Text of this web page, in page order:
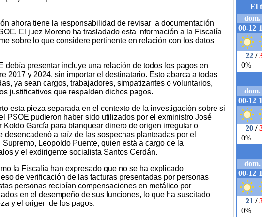
ahora tiene la responsabilidad de revisar la documentación
El juez Moreno ha trasladado esta información a la Fiscalía
sobre lo que considere pertinente en relación con los datos
debía presentar incluye una relación de todos los pagos en
2017 y 2024, sin importar el destinatario. Esto abarca a todas
ya sean cargos, trabajadores, simpatizantes o voluntarios,
justificativos que respalden dichos pagos.
esta pieza separada en el contexto de la investigación sobre si
PSOE pudieron haber sido utilizados por el exministro José
Koldo García para blanquear dinero de origen irregular o
desencadenó a raíz de las sospechas planteadas por el
Leopoldo Puente, quien está a cargo de la
y el exdirigente socialista Santos Cerdán.
la Fiscalía han expresado que no se ha explicado
de verificación de las facturas presentadas por personas
personas recibían compensaciones en metálico por
en el desempeño de sus funciones, lo que ha suscitado
y el origen de los pagos.